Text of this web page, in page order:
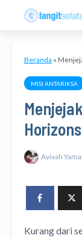
Beranda »
MISI ANTARIKSA
Avivah
Kurang dari